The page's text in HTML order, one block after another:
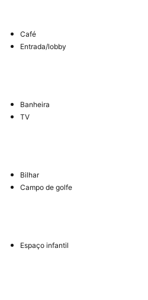
Café
Entrada/lobby
Banheira
TV
Bilhar
Campo de golfe
Espaço infantil